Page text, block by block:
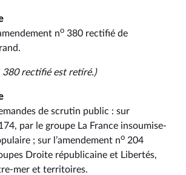
no 380 rectifié de
380rectifié est retiré.)
de scrutin public : sur
par le groupe La France insoumise-
; sur l’amendement no 204
Droite républicaine et Libertés,
mer et territoires.